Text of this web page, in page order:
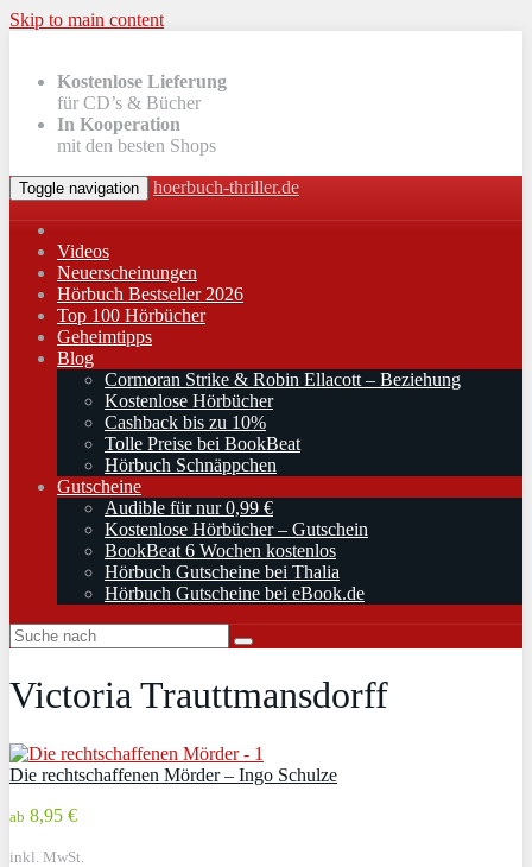
Skip to main content
Kostenlose Lieferung
für CD’s & Bücher
In Kooperation
mit den besten Shops
Toggle navigation hoerbuch-thriller.de
Videos
Neuerscheinungen
Hörbuch Bestseller 2026
Top 100 Hörbücher
Geheimtipps
Blog
Cormoran Strike & Robin Ellacott – Beziehung
Kostenlose Hörbücher
Cashback bis zu 10%
Tolle Preise bei BookBeat
Hörbuch Schnäppchen
Gutscheine
Audible für nur 0,99 €
Kostenlose Hörbücher – Gutschein
BookBeat 6 Wochen kostenlos
Hörbuch Gutscheine bei Thalia
Hörbuch Gutscheine bei eBook.de
Victoria Trauttmansdorff
Die rechtschaffenen Mörder – Ingo Schulze
ab 8,95 €
inkl. MwSt.